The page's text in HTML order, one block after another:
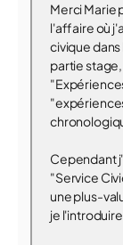
Merci Marie
l'affaire où
civique
partie
Cependant
"Service
une plus-
je